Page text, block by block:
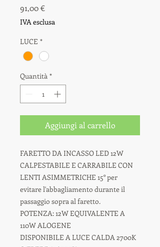
91,00 €Prezzo
IVA esclusa
LUCE *
Quantità *
Aggiungi al carrello
FARETTO DA INCASSO LED 12W
CALPESTABILE E CARRABILE CON
LENTI ASIMMETRICHE 15° per
evitare l'abbagliamento durante il
passaggio sopra al faretto.
POTENZA: 12W EQUIVALENTE A
110W ALOGENE
DISPONIBILE A LUCE CALDA 2700K